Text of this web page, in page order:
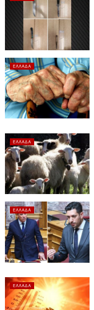
ΕΛΛΆΔΑ
ΕΛΛΆΔΑ
ΕΛΛΆΔΑ
ΕΛΛΆΔΑ